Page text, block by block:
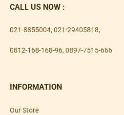
CALL US NOW :
021-8855004, 021-29405818,
0812-168-168-96, 0897-7515-666
INFORMATION
Our Store